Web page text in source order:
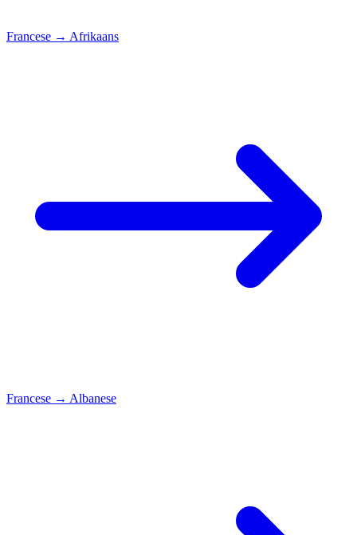
Francese → Afrikaans
Francese → Albanese